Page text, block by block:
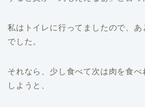
私はトイレに行ってましたので、あ
でした。
それなら、少し食べて次は肉を食べ
しようと、